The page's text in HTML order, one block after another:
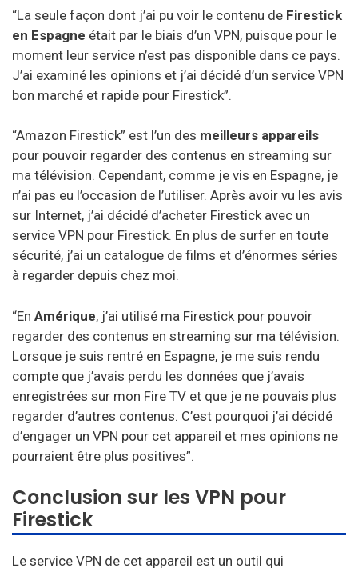
“La seule façon dont j’ai pu voir le contenu de Firestick
en Espagne était par le biais d’un VPN, puisque pour le
moment leur service n’est pas disponible dans ce pays.
J’ai examiné les opinions et j’ai décidé d’un service VPN
bon marché et rapide pour Firestick”.
“Amazon Firestick” est l’un des meilleurs appareils
pour pouvoir regarder des contenus en streaming sur
ma télévision. Cependant, comme je vis en Espagne, je
n’ai pas eu l’occasion de l’utiliser. Après avoir vu les avis
sur Internet, j’ai décidé d’acheter Firestick avec un
service VPN pour Firestick. En plus de surfer en toute
sécurité, j’ai un catalogue de films et d’énormes séries
à regarder depuis chez moi.
“En Amérique, j’ai utilisé ma Firestick pour pouvoir
regarder des contenus en streaming sur ma télévision.
Lorsque je suis rentré en Espagne, je me suis rendu
compte que j’avais perdu les données que j’avais
enregistrées sur mon Fire TV et que je ne pouvais plus
regarder d’autres contenus. C’est pourquoi j’ai décidé
d’engager un VPN pour cet appareil et mes opinions ne
pourraient être plus positives”.
Conclusion sur les VPN pour
Firestick
Le service VPN de cet appareil est un outil qui